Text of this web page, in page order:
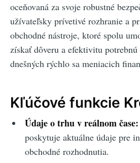
oceňovaná za svoje robustné
užívateľsky prívetivé rozhranie a
obchodné nástroje, ktoré spolu
získať dôveru a efektivitu
dnešných rýchlo sa meniacich
Kľúčové funkcie
Údaje o trhu v reálnom čase:
poskytuje aktuálne údaje pre
obchodné rozhodnutia.